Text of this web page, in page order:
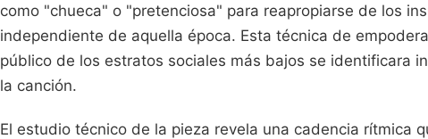
como "chueca" o "pretenciosa" para reapropiarse de los
independiente de aquella época. Esta técnica de
público de los estratos sociales más bajos se identificara
la canción.
El estudio técnico de la pieza revela una cadencia rítmica